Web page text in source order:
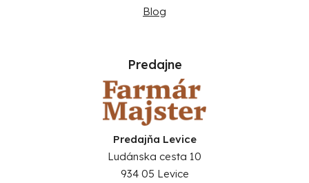
Blog
Predajne
Predajňa Levice
Ludánska cesta 10
934 05 Levice